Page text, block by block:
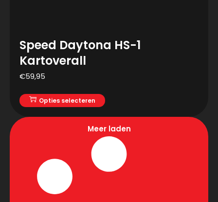
Speed Daytona HS-1
Kartoverall
€59,95
Opties selecteren
Meer laden